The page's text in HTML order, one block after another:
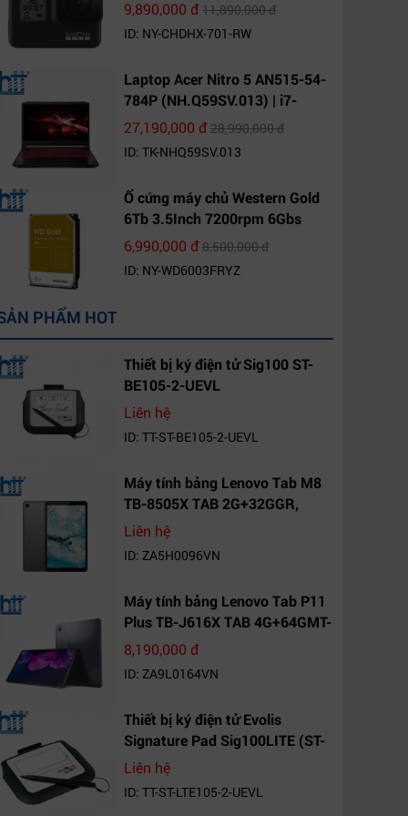
9,890,000 đ11,890,000 đ
ID: NY-CHDHX-701-RW
Laptop Acer Nitro 5 AN515-54-
784P (NH.Q59SV.013) | i7-
9750H | 8GB DDR4 | 1TB HDD |
FHD IPS | Win10
27,190,000 đ28,990,000 đ
ID: TK-NHQ59SV.013
Ổ cứng máy chủ Western Gold
6Tb 3.5Inch 7200rpm 6Gbs
256Mb SATA (WD6003FRYZ)
6,990,000 đ8,500,000 đ
ID: NY-WD6003FRYZ
PHẨM HOT
Thiết bị ký điện tử Sig100 ST-
BE105-2-UEVL
Liên hệ
ID: TT-ST-BE105-2-UEVL
Máy tính bảng Lenovo Tab M8
TB-8505X TAB 2G+32GGR,
VN_ZA5H0096VN
Liên hệ
ID: ZA5H0096VN
Máy tính bảng Lenovo Tab P11
Plus TB-J616X TAB 4G+64GMT-
VN Xanh Mòng
8,190,000 đ
ID: ZA9L0164VN
Thiết bị ký điện tử Evolis
Signature Pad Sig100LITE (ST-
LTE105-2-UEVL)
Liên hệ
ID: TT-ST-LTE105-2-UEVL